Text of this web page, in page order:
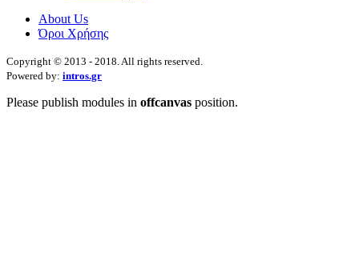
About Us
Όροι Χρήσης
Copyright © 2013 - 2018. All rights reserved.
Powered by: intros.gr
Please publish modules in offcanvas position.